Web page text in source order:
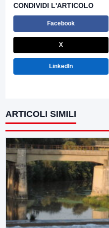
CONDIVIDI L'ARTICOLO
Facebook
X
LinkedIn
ARTICOLI SIMILI